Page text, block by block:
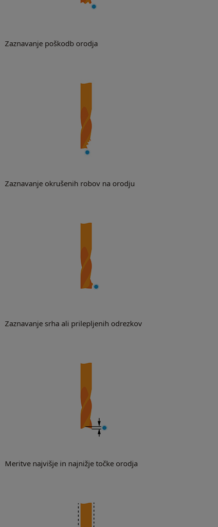
Zaznavanje poškodb orodja
Zaznavanje okrušenih robov na orodju
Zaznavanje srha ali prilepljenih odrezkov
Meritve najvišje in najnižje točke orodja